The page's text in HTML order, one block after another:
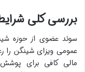
بررسی کلی
سوئد عضوی از حوزه
عمومی ویزای شینگن را
مالی کافی برای